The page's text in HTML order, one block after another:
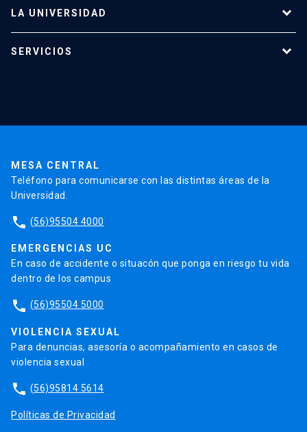
LA UNIVERSIDAD
SERVICIOS
MESA CENTRAL
Teléfono para comunicarse con las distintas áreas de la
Universidad.
phone (56)95504 4000
EMERGENCIAS UC
En caso de accidente o situacón que ponga en riesgo tu vida
dentro de los campus
phone (56)95504 5000
VIOLENCIA SEXUAL
Para denuncias, asesoría o acompañamiento en casos de
violencia sexual
phone (56)95814 5614
Políticas de Privacidad